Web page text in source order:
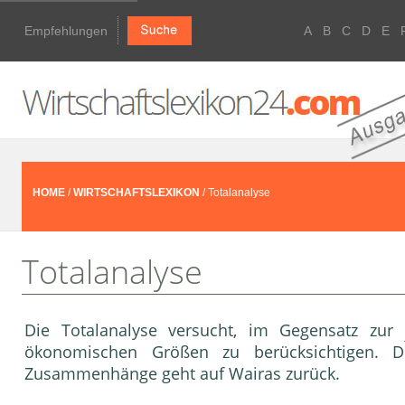
Empfehlungen A B C D E
HOME /WIRTSCHAFTSLEXIKON / Totalanalyse
Totalanalyse
Die Totalanalyse versucht, im Gegensatz zur
ökonomischen Größen zu berücksichtigen.
Zusammenhänge geht auf Wairas zurück.